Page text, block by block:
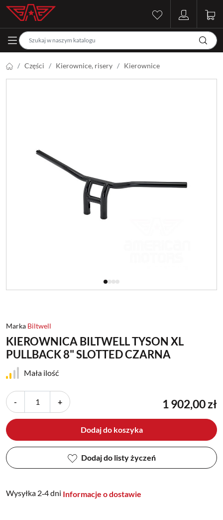
Części Kierownice, risery Kierownice
Marka Biltwell
KIEROWNICA BILTWELL TYSON XL
PULLBACK 8" SLOTTED CZARNA
Mała ilość
- + 1 902,00 zł
Dodaj do koszyka
Dodaj do listy życzeń
Wysyłka 2‑4 dni Informacje o dostawie